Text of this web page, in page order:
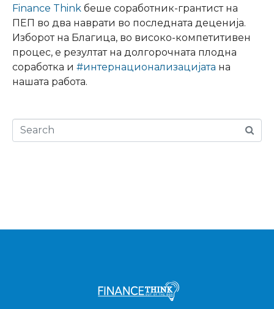
Finance Think беше соработник-грантист на
ПЕП во два наврати во последната деценија.
Изборот на Благица, во високо-компетитивен
процес, е резултат на долгорочната плодна
соработка и #интернационализацијата на
нашата работа.